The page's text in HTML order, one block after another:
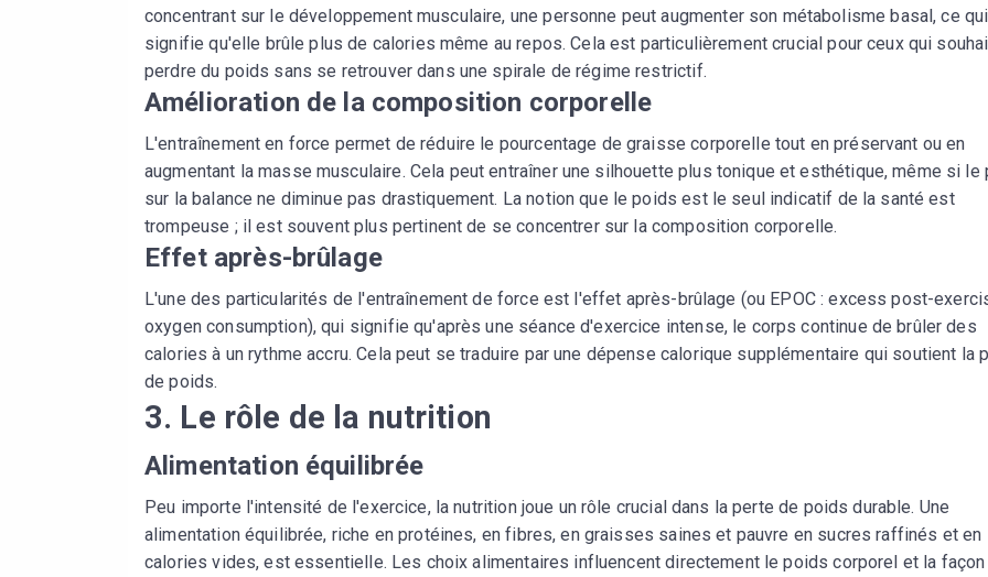
concentrant sur le développement musculaire, une personne peut augmenter son métabolisme basal, ce qui
signifie qu'elle brûle plus de calories même au repos. Cela est particulièrement crucial pour ceux qui
perdre du poids sans se retrouver dans une spirale de régime restrictif.
Amélioration de la composition corporelle
L'entraînement en force permet de réduire le pourcentage de graisse corporelle tout en préservant ou en
augmentant la masse musculaire. Cela peut entraîner une silhouette plus tonique et esthétique, même si le
sur la balance ne diminue pas drastiquement. La notion que le poids est le seul indicatif de la santé est
trompeuse ; il est souvent plus pertinent de se concentrer sur la composition corporelle.
Effet après-brûlage
L'une des particularités de l'entraînement de force est l'effet après-brûlage (ou EPOC : excess post-
oxygen consumption), qui signifie qu'après une séance d'exercice intense, le corps continue de brûler des
calories à un rythme accru. Cela peut se traduire par une dépense calorique supplémentaire qui soutient la
de poids.
3. Le rôle de la nutrition
Alimentation équilibrée
Peu importe l'intensité de l'exercice, la nutrition joue un rôle crucial dans la perte de poids durable. Une
alimentation équilibrée, riche en protéines, en fibres, en graisses saines et pauvre en sucres raffinés et en
calories vides, est essentielle. Les choix alimentaires influencent directement le poids corporel et la